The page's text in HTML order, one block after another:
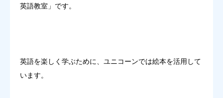
英語教室」です。
英語を楽しく学ぶために、ユニコーンでは絵本を活用して
います。